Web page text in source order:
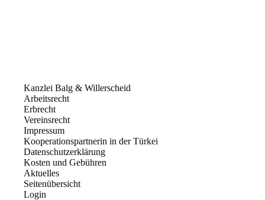
Kanzlei Balg & Willerscheid
Arbeitsrecht
Erbrecht
Vereinsrecht
Impressum
Kooperationspartnerin in der Türkei
Datenschutzerklärung
Kosten und Gebühren
Aktuelles
Seitenübersicht
Login